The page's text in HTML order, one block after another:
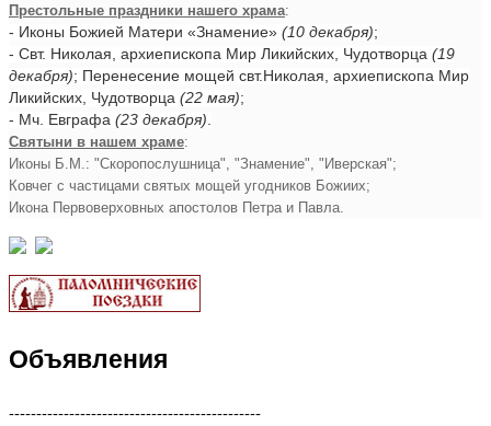
Престольные праздники нашего храма:
- Иконы Божией Матери «Знамение» (10 декабря);
- Свт. Николая, архиепископа Мир Ликийских, Чудотворца (19
декабря); Перенесение мощей свт.Николая, архиепископа Мир
Ликийских, Чудотворца (22 мая);
- Мч. Евграфа (23 декабря)
Святыни в нашем храме:
Иконы Б.М.: "Скоропослушница", "Знамение", "Иверская";
Ковчег с частицами святых мощей угодников Божиих;
Икона Первоверховных апостолов Петра и Павла.
Объявления
----------------------------------------------